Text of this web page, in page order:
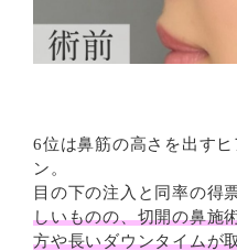
6位は鼻筋の高さを出す
ン。
目の下の注入と同率の得
しいものの、切開の鼻施
方や長いダウンタイムが